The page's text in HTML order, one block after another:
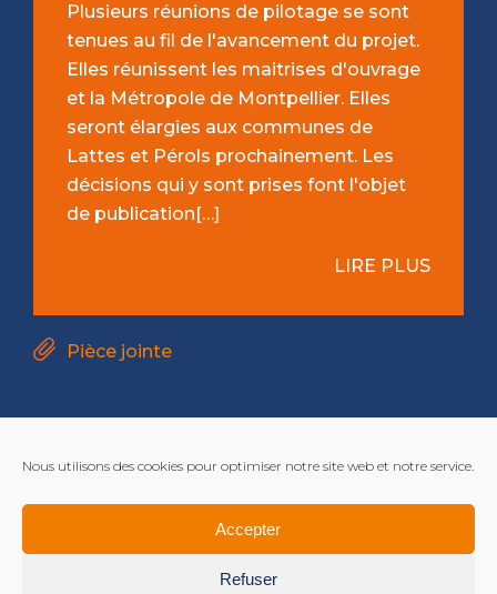
Nous utilisons des cookies pour optimiser notre site web et notre service.
Accepter
Refuser
Plusieurs réunions de pilotage se sont
tenues au fil de l'avancement du projet.
Elles réunissent les maitrises d'ouvrage
et la Métropole de Montpellier. Elles
seront élargies aux communes de
Lattes et Pérols prochainement. Les
décisions qui y sont prises font l'objet
de publication[…]
LIRE PLUS
Pièce jointe